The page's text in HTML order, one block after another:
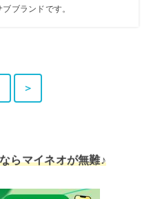
ブランドです。
＞
らマイネオが無難♪